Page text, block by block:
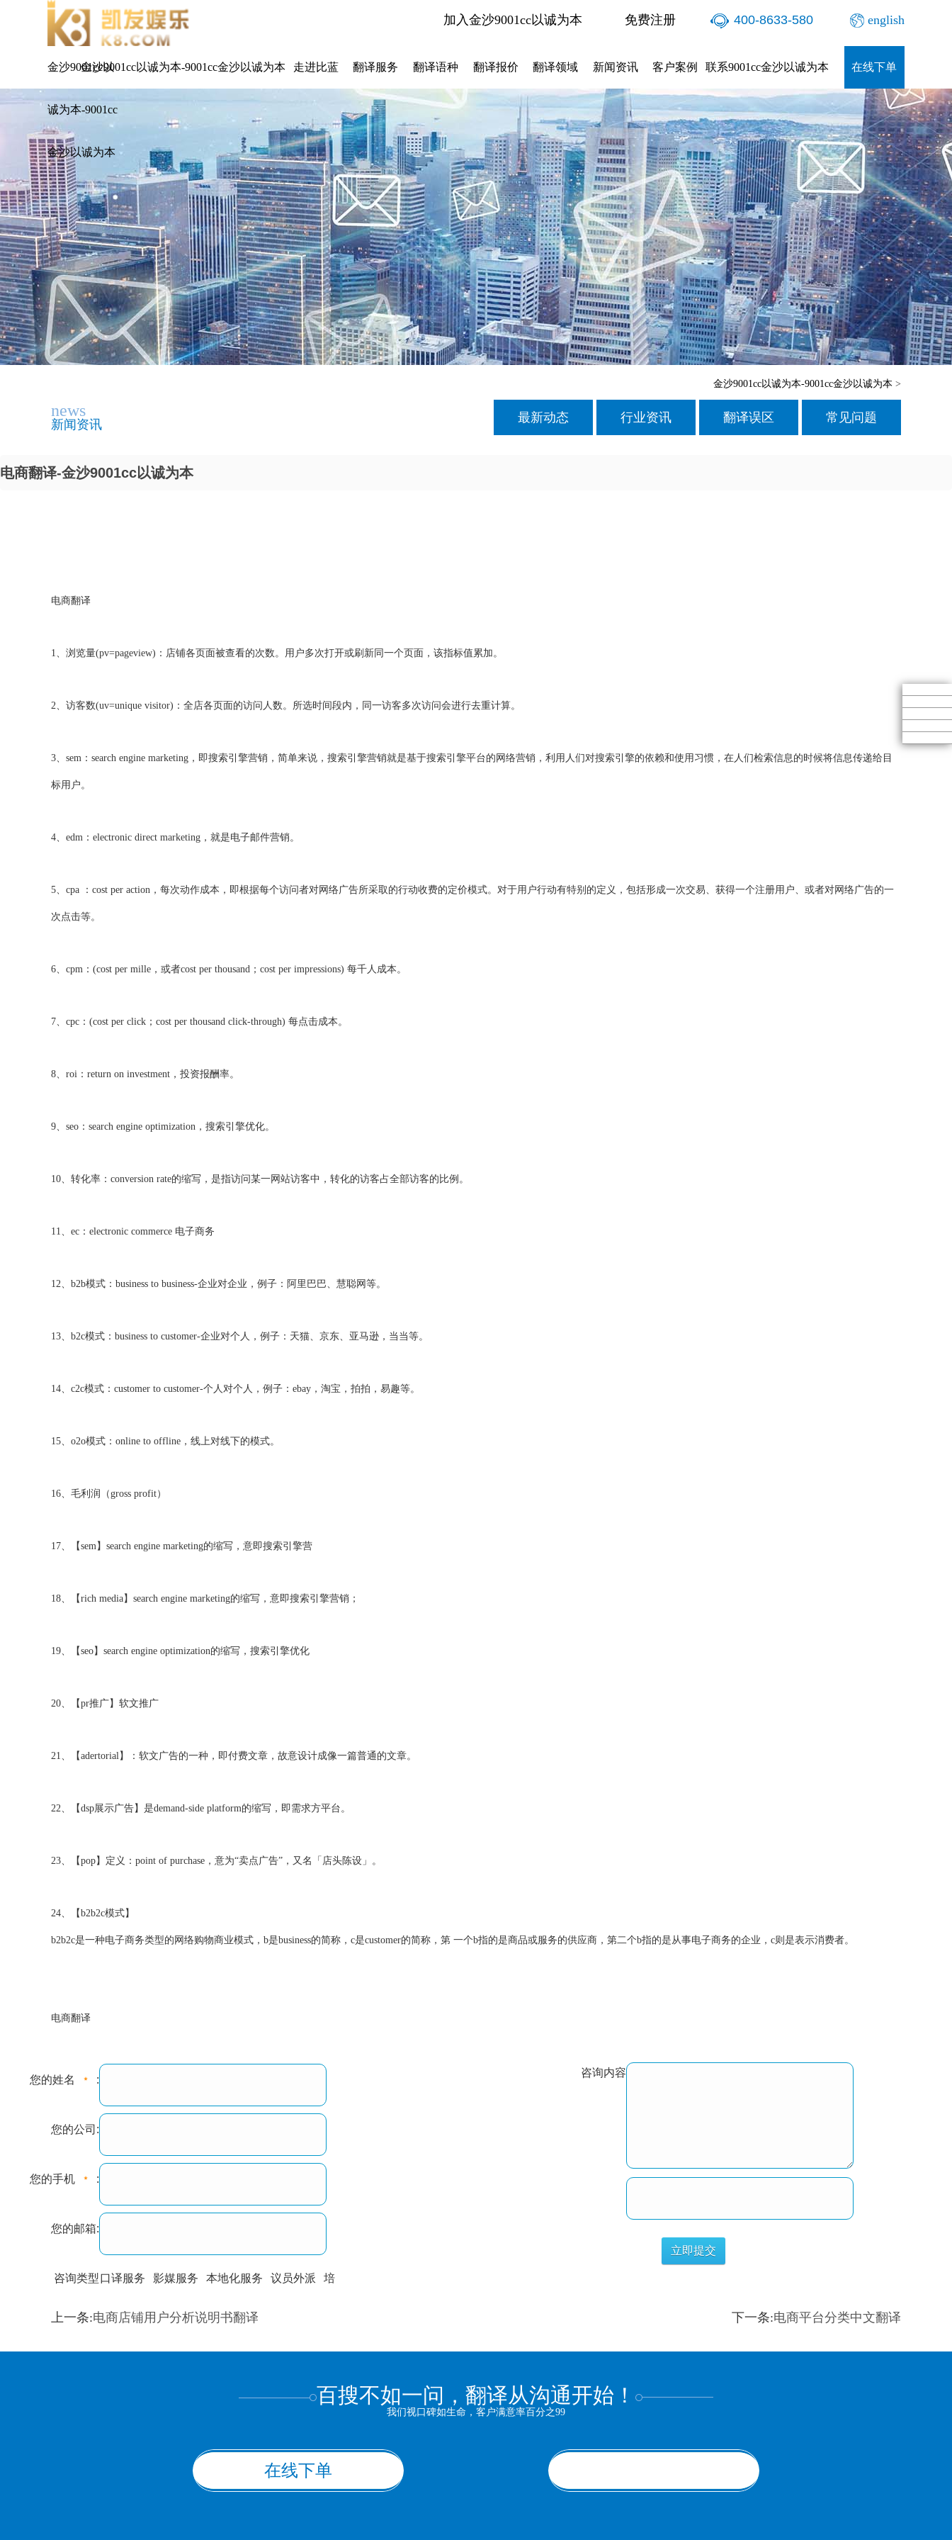
加入金沙9001cc以诚为本 免费注册 400-8633-580 english
金沙9001cc以
诚为本-9001cc
金沙以诚为本
金沙9001cc以诚为本-9001cc金沙以诚为本 走进比蓝 翻译服务 翻译语种 翻译报价 翻译领域 新闻资讯 客户案例 联系9001cc金沙以诚为本 在线下单
金沙9001cc以诚为本-9001cc金沙以诚为本 >
news
新闻资讯 最新动态 行业资讯 翻译误区 常见问题
电商翻译-金沙9001cc以诚为本
电商翻译
1、浏览量(pv=pageview)：店铺各页面被查看的次数。用户多次打开或刷新同一个页面，该指标值累加。
2、访客数(uv=unique visitor)：全店各页面的访问人数。所选时间段内，同一访客多次访问会进行去重计算。
3、sem：search engine marketing，即搜索引擎营销，简单来说，搜索引擎营销就是基于搜索引擎平台的网络营销，利用人们对搜索引擎的依赖和使用习惯，在人们检索信息的时候将信息传递给目
标用户。
4、edm：electronic direct marketing，就是电子邮件营销。
5、cpa ：cost per action，每次动作成本，即根据每个访问者对网络广告所采取的行动收费的定价模式。对于用户行动有特别的定义，包括形成一次交易、获得一个注册用户、或者对网络广告的一
次点击等。
6、cpm：(cost per mille，或者cost per thousand；cost per impressions) 每千人成本。
7、cpc：(cost per click；cost per thousand click-through) 每点击成本。
8、roi：return on investment，投资报酬率。
9、seo：search engine optimization，搜索引擎优化。
10、转化率：conversion rate的缩写，是指访问某一网站访客中，转化的访客占全部访客的比例。
11、ec：electronic commerce 电子商务
12、b2b模式：business to business-企业对企业，例子：阿里巴巴、慧聪网等。
13、b2c模式：business to customer-企业对个人，例子：天猫、京东、亚马逊，当当等。
14、c2c模式：customer to customer-个人对个人，例子：ebay，淘宝，拍拍，易趣等。
15、o2o模式：online to offline，线上对线下的模式。
16、毛利润（gross profit）
17、【sem】search engine marketing的缩写，意即搜索引擎营
18、【rich media】search engine marketing的缩写，意即搜索引擎营销；
19、【seo】search engine optimization的缩写，搜索引擎优化
20、【pr推广】软文推广
21、【adertorial】：软文广告的一种，即付费文章，故意设计成像一篇普通的文章。
22、【dsp展示广告】是demand-side platform的缩写，即需求方平台。
23、【pop】定义：point of purchase，意为“卖点广告”，又名「店头陈设」。
24、【b2b2c模式】
b2b2c是一种电子商务类型的网络购物商业模式，b是business的简称，c是customer的简称，第 一个b指的是商品或服务的供应商，第二个b指的是从事电子商务的企业，c则是表示消费者。
电商翻译
您的姓名 :
您的公司:
您的手机 :
您的邮箱:
咨询类型口译服务 影媒服务 本地化服务 议员外派 培
训翻译 标准级 专业级 出版级
咨询内容
上一条:电商店铺用户分析说明书翻译 下一条:电商平台分类中文翻译
百搜不如一问，翻译从沟通开始！
我们视口碑如生命，客户满意率百分之99
在线下单